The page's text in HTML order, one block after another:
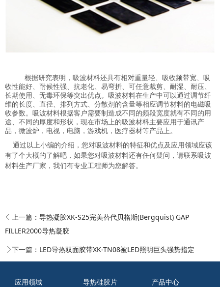
根据研究表明，吸波材料还具有相对重量轻、吸收频带宽、吸
收性能好、耐候性强、抗老化、易弯折、可任意裁剪、耐湿、耐压、
长期使用、无毒环保等突出优点。吸波材料在生产中可以通过调节纤
维的长度、直径、排列方式、分散剂的含量等相应调节材料的电磁吸
收参数。吸波材料根据客户需要制造成不同的频段宽度就有不同的用
途、不同的厚度和形状，现在市场上的吸波材料主要应用于通讯产
品，微波炉，电视，电脑，游戏机，医疗器材等产品上。
通过以上小编的介绍，您对吸波材料的特征和优点及应用领域应该
有了个大概的了解吧，如果您对吸波材料还有任何疑问，请联系吸波
材料生产厂家，我们有专业工程师为您解答。
上一篇： 导热凝胶XK-S25完美替代贝格斯(Bergquist) GAP
FILLER2000导热凝胶
下一篇： LED导热双面胶带XK-TN08被LED照明巨头强势指定
应用领域 导热硅胶片
产品中心